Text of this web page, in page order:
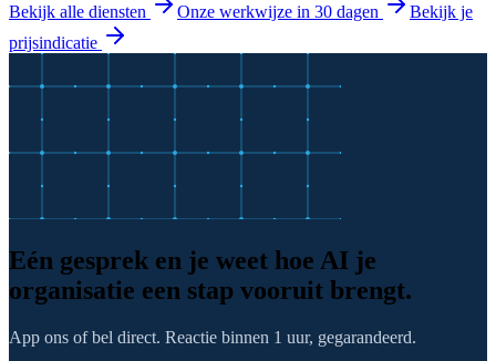
Bekijk alle diensten Onze werkwijze in 30 dagen
Bekijk je
prijsindicatie
Eén gesprek en je weet hoe AI je
organisatie een stap vooruit brengt.
App ons of bel direct. Reactie binnen 1 uur, gegarandeerd.